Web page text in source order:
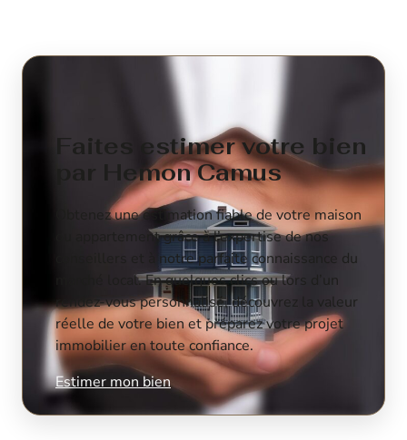
Faites estimer votre bien
par Hemon Camus
Obtenez une estimation fiable de votre maison
ou appartement grâce à l’expertise de nos
conseillers et à notre parfaite connaissance du
marché local. En quelques clics ou lors d’un
rendez-vous personnalisé, découvrez la valeur
réelle de votre bien et préparez votre projet
immobilier en toute confiance.
Estimer mon bien